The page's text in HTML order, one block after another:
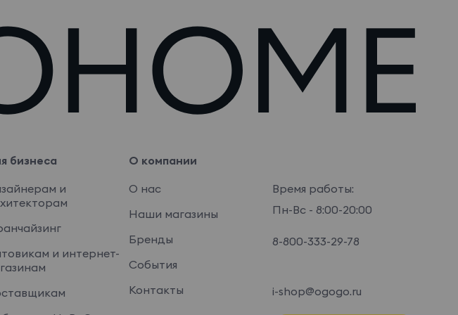
бизнеса
и
и интернет-
О компании
О нас
Наши магазины
Бренды
События
Контакты
Время работы:
Пн-Вс - 8:00-20:00
8-800-333-29-78
i-shop@ogogo.ru